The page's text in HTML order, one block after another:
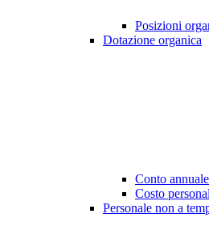
Posizioni
Dotazione organica
Conto
Costo
Personale non a